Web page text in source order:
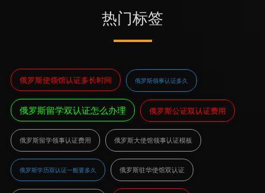
热门标签
俄罗斯使领馆认证多长时间 俄罗斯领事认证多久
俄罗斯留学双认证怎么办理 俄罗斯公证双认证费用
俄罗斯留学领事认证费用 俄罗斯大使馆领事认证模板
俄罗斯学历双认证一般要多久 俄罗斯驻华使馆双认证